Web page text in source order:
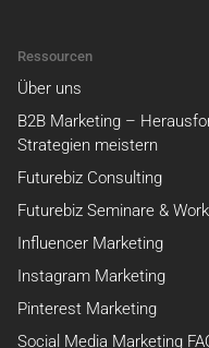
Ressourcen
Über uns
B2B Marketing –
Strategien meistern
Futurebiz Consulting
Futurebiz Seminare &
Influencer Marketing
Instagram Marketing
Pinterest Marketing
Social Media Marketing